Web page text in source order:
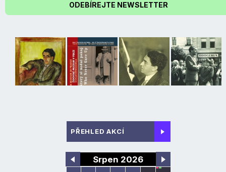
ODEBÍREJTE NEWSLETTER
PŘEHLED AKCÍ
Srpen 2026